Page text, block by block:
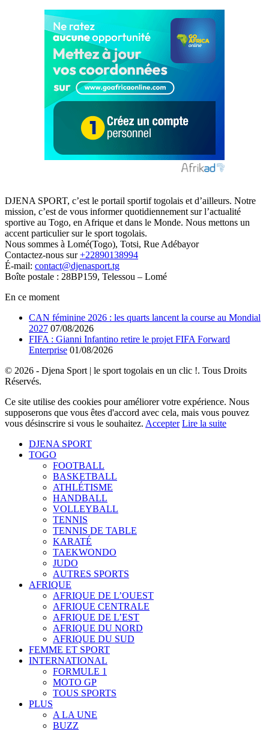
DJENA SPORT, c’est le portail sportif togolais et d’ailleurs. Notre
mission, c’est de vous informer quotidiennement sur l’actualité
sportive au Togo, en Afrique et dans le Monde. Nous mettons un
accent particulier sur le sport togolais.
Nous sommes à Lomé(Togo), Totsi, Rue Adébayor
Contactez-nous sur+22890138994
É-mail: contact@djenasport.tg
Boîte postale : 28BP159, Telessou – Lomé
En ce moment
CAN féminine 2026 : les quarts lancent la course au Mondial
2027 07/08/2026
FIFA : Gianni Infantino retire le projet FIFA Forward
Enterprise 01/08/2026
© 2026 - Djena Sport | le sport togolais en un clic !. Tous Droits
Réservés.
Ce site utilise des cookies pour améliorer votre expérience. Nous
supposerons que vous êtes d'accord avec cela, mais vous pouvez
vous désinscrire si vous le souhaitez. Accepter Lire la suite
DJENA SPORT
TOGO
FOOTBALL
BASKETBALL
ATHLÉTISME
HANDBALL
VOLLEYBALL
TENNIS
TENNIS DE TABLE
KARATÉ
TAEKWONDO
JUDO
AUTRES SPORTS
AFRIQUE
AFRIQUE DE L’OUEST
AFRIQUE CENTRALE
AFRIQUE DE L’EST
AFRIQUE DU NORD
AFRIQUE DU SUD
FEMME ET SPORT
INTERNATIONAL
FORMULE 1
MOTO GP
TOUS SPORTS
PLUS
A LA UNE
BUZZ